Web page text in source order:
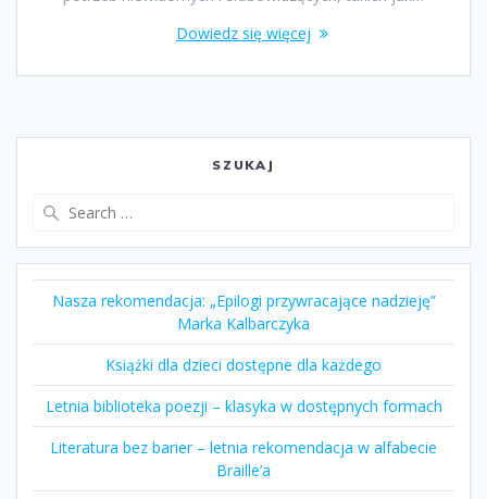
Dowiedz się więcej
SZUKAJ
Nasza rekomendacja: „Epilogi przywracające nadzieję”
Marka Kalbarczyka
Książki dla dzieci dostępne dla każdego
Letnia biblioteka poezji – klasyka w dostępnych formach
Literatura bez barier – letnia rekomendacja w alfabecie
Braille’a